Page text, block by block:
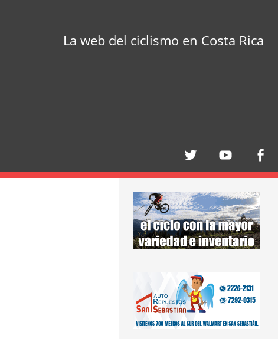
La web del ciclismo en Costa Rica